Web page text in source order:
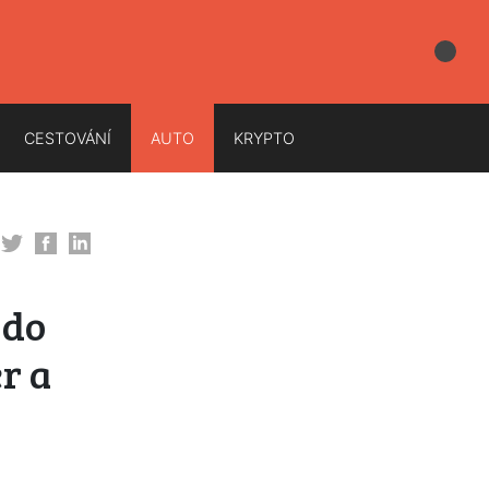
CESTOVÁNÍ AUTO KRYPTO
a